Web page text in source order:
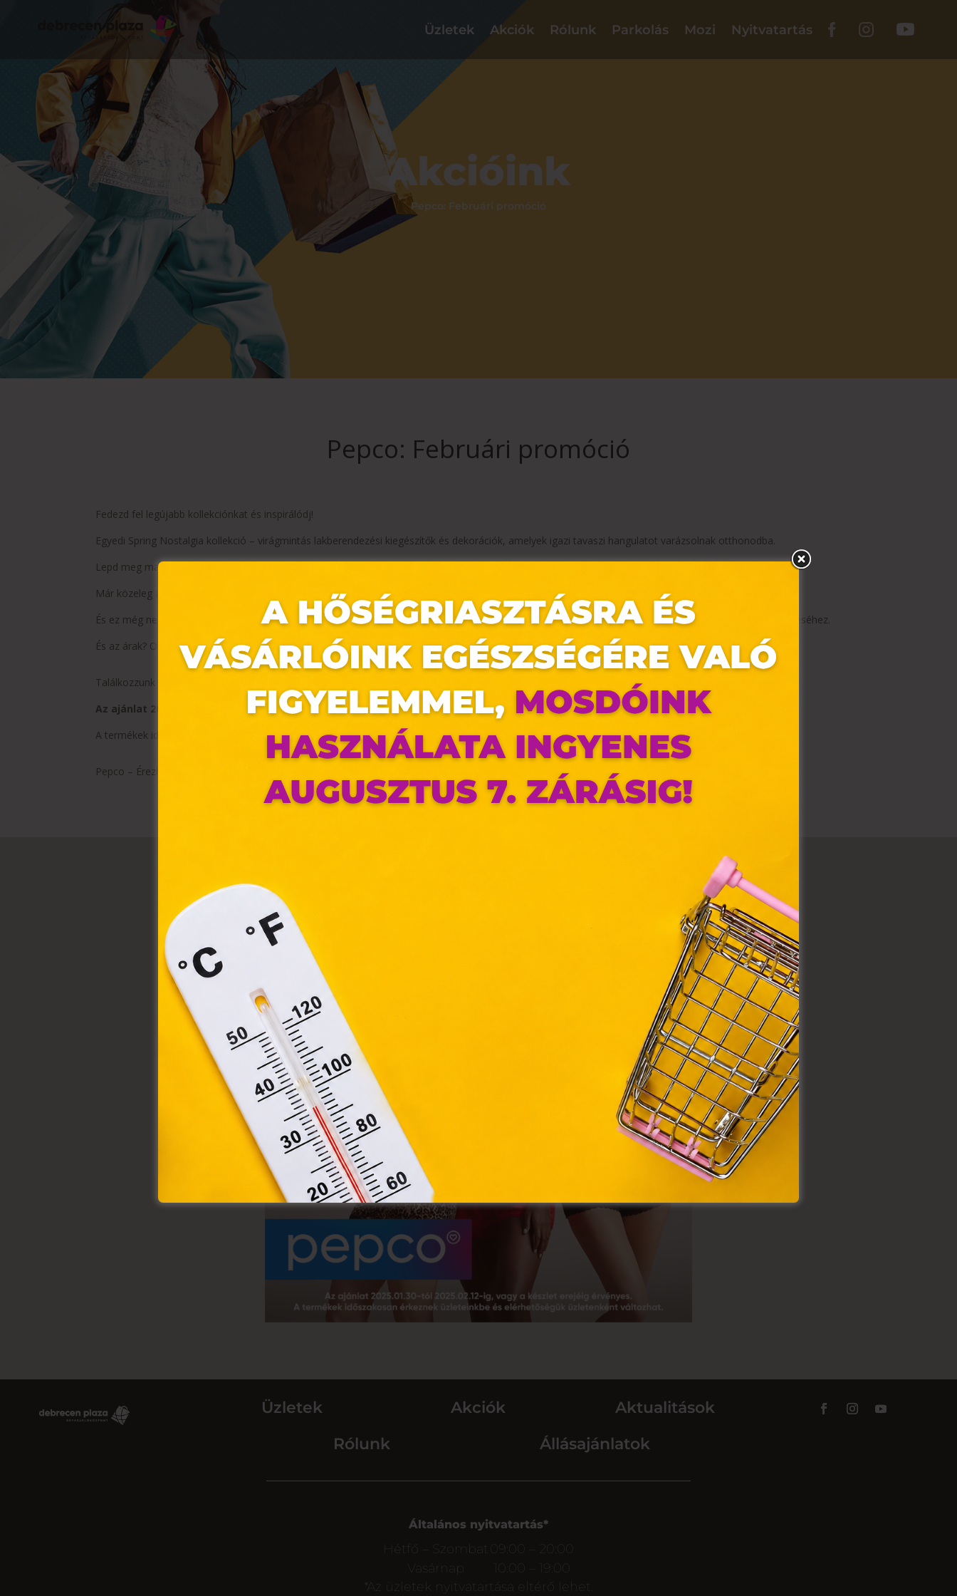
Üzletek Akciók Rólunk Parkolás Mozi Nyitvatartás
Akcióink
Pepco: Februári promóció
Pepco: Februári promóció
Fedezd fel legújabb kollekciónkat és inspirálódj!
Egyedi Spring Nostalgia kollekció – virágmintás lakberendezési kiegészítők és dekorációk, amelyek igazi tavaszi hangulatot varázsolnak otthonodba.
Lepd meg magad egy kis kényelemmel és feltöltődéssel! A puha, plüss pizsama tökéletes ajándék lehet magadnak.
Már közeleg a Valentin-nap! Fedezd fel a romantikus kiegészítőinket, amelyek még különlegesebbé teszik ezt a napot.
És ez még nem minden! Választékunkban stílusos gyermek- és felnőttruházatok, valamint praktikus megoldások is megtalálhatóak otthonod rendszerezéséhez.
És az árak? Olyan alacsonyak, hogy azonnal beléjük szeretsz!
Találkozzunk a Pepco-ban! Addig is: meríts további ötleteket legújabb újságunkból!
Az ajánlat 2025.01.30-tól 2025.02.12-ig vagy a készlet erejéig tart.
A termékek időszakosan érkeznek üzleteinkbe és elérhetőségük üzletenként változhat.
Pepco – Érezhető minőség, szerethető áron.
Üzletek Akciók
Aktualitások
Rólunk
Állásajánlatok
Általános nyitvatartás*
Hétfő – Szombat
09:00 – 20:00
Vasárnap
10:00 – 19:00
*Az üzletek nyitvatartása eltérő lehet.
Ez az oldal sütiket használ
Weboldalunkon „cookie"-kat (továbbiakban „süti") alkalmazunk. Ezek olyan
fájlok, melyek információt tárolnak webes böngészőjében. Ehhez az Ön
weblapoknak, melyek az Európai Unió országain belül működnek, a „sütik"
használatához, és ezeknek a felhasználó számítógépén vagy egyéb
eszközén történő tárolásához a felhasználók hozzájárulását kell kérniük.